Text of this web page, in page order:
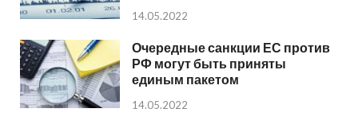
14.05.2022
Очередные санкции ЕС против
РФ могут быть приняты
единым пакетом
14.05.2022